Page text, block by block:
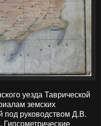
уезда Таврической
земских
под руководством Д.В.